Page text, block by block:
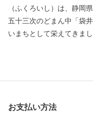
（ふくろいし）は、静岡
五十三次のどまん中「袋
いまちとして栄えてきま
暖な気候や全国トップク
アイルランド戦では日本
お支払い方法